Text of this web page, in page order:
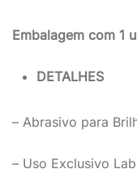
Embalagem com 1
DETALHES
– Abrasivo para
– Uso Exclusivo